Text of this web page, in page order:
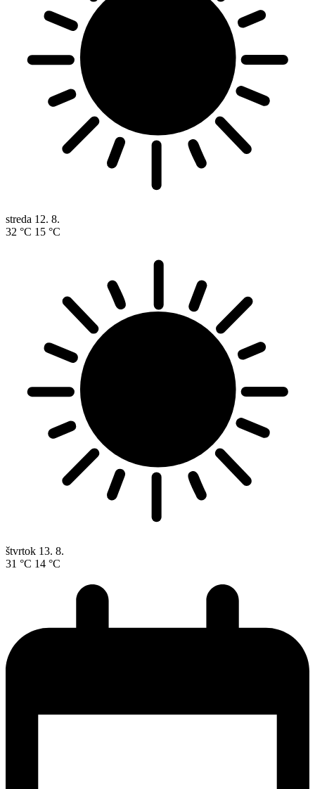
streda 12. 8.
32 °C 15 °C
štvrtok 13. 8.
31 °C 14 °C